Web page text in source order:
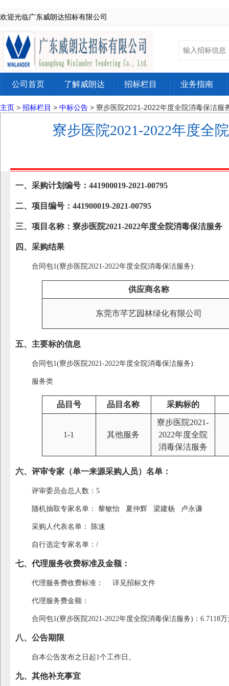
欢迎光临广东威朗达招标有限公司
公司首页 了解威朗达 招标栏目 业务指南
主页 > 招标栏目 > 中标公告 > 寮步医院2021-2022年度全院消毒保洁服
寮步医院2021-2022年度全
一、采购计划编号：441900019-2021-00795
二、项目编号：441900019-2021-00795
三、项目名称：寮步医院2021-2022年度全院消毒保洁服务
四、采购结果
合同包1(寮步医院2021-2022年度全院消毒保洁服务):
供应商名称
东莞市芊艺园林绿化有限公司
五、主要标的信息
合同包1(寮步医院2021-2022年度全院消毒保洁服务):
服务类
品目号 品目名称 采购标的
1-1 其他服务
寮步医院2021-
2022年度全院
消毒保洁服务
六、评审专家（单一来源采购人员）名单：
评审委员会总人数：5
随机抽取专家名单： 黎敏怡 夏仲辉 梁建杨 卢永谦
采购人代表名单： 陈速
自行选定专家名单：/
七、代理服务收费标准及金额：
代理服务费收费标准： 详见招标文件
代理服务费金额：
合同包1(寮步医院2021-2022年度全院消毒保洁服务)：6.7118
八、公告期限
自本公告发布之日起1个工作日。
九、其他补充事宜